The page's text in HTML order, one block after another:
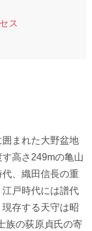
ス
囲まれた大野盆地
高さ249mの亀山
、織田信長の重
戸時代には譜代
存する天守は昭
族の荻原貞氏の寄